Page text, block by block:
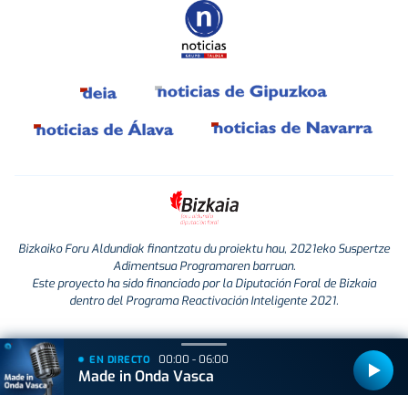
Bizkaiko Foru Aldundiak finantzatu du proiektu hau, 2021eko Suspertze
Adimentsua Programaren barruan.
Este proyecto ha sido financiado por la Diputación Foral de Bizkaia
dentro del Programa Reactivación Inteligente 2021.
EN DIRECTO 00:00 - 06:00
Made in Onda Vasca